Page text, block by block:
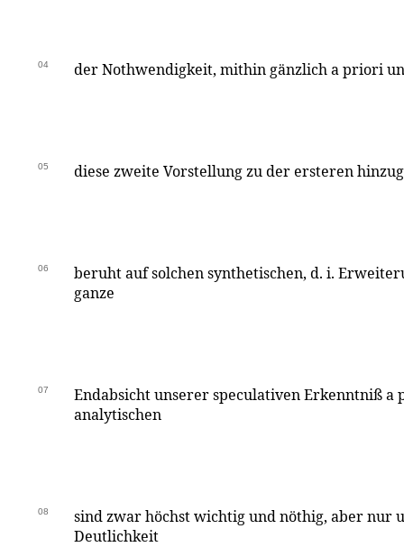
04 der Nothwendigkeit, mithin gänzlich a priori
05 diese zweite Vorstellung zu der ersteren
06
beruht auf solchen synthetischen, d. i.
ganze
07
Endabsicht unserer speculativen Erkenntniß a
analytischen
08
sind zwar höchst wichtig und nöthig, aber nur
Deutlichkeit